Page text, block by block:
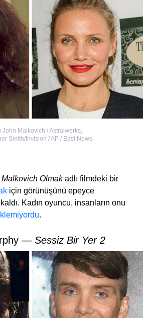
John Malkovich / Astralwerks,
Smith/Invision / AP / East News
Malkovich Olmakadlı filmdeki bir
için görünüşünü epeyce
Kadın oyuncu, insanların onu
.
— Sessiz Bir Yer 2